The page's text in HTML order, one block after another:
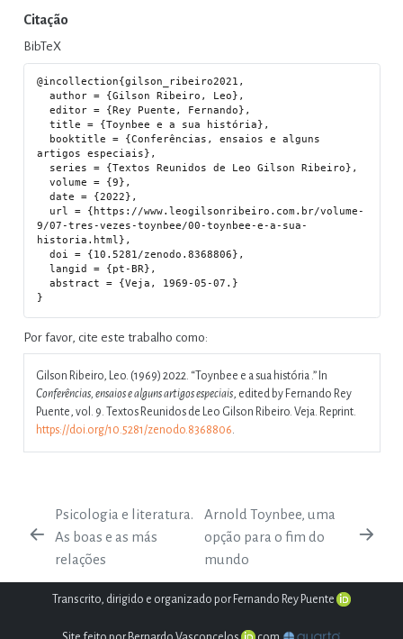
Citação
BibTeX
@incollection{gilson_ribeiro2021,
  author = {Gilson Ribeiro, Leo},
  editor = {Rey Puente, Fernando},
  title = {Toynbee e a sua história},
artigos especiais},
  volume = {9},
  date = {2022},
9/07-tres-vezes-toynbee/00-toynbee-e-a-sua-
historia.html},
  doi = {10.5281/zenodo.8368806},
  abstract = {Veja, 1969-05-07.}
Por favor, cite este trabalho como:
Gilson Ribeiro, Leo. (1969) 2022. “Toynbee e a sua história .” In
Conferências, ensaios e alguns artigos especiais, edited by Fernando Rey
Puente, vol. 9. Textos Reunidos de Leo Gilson Ribeiro. Veja. Reprint.
https://doi.org/10.5281/zenodo.8368806
Psicologia e literatura.
As boas e as más
relações
Arnold Toynbee, uma
opção para o fim do
mundo
Transcrito, dirigido e organizado por Fernando Rey Puente